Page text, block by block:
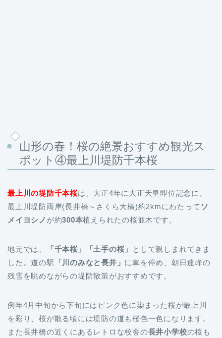
山形の春！桜の絶景おすすめ観光ス
ポット④最上川堤防千本桜
最上川の堤防千本桜は、大正4年に大正天皇即位記念に、
最上川堤防両岸(長井橋～さくら大橋)約2kmにわたって ソ
メイヨシノ が約300本植えられたの桜並木です。
地元では、 「千本桜」「土手の桜」
として親しまれてきま
した。道の駅 「川のみなと長井」 に車を停め、朝日連峰の
残雪を眺めながらの堤防散策がおすすめです。
例年4月中旬から下旬にはピンク色に染まった桜が最上川
を彩り、桜が散る頃には堤防の道も桜色一色になります。
また長井橋の近くにあるレトロな校舎の長井小学校の桜も